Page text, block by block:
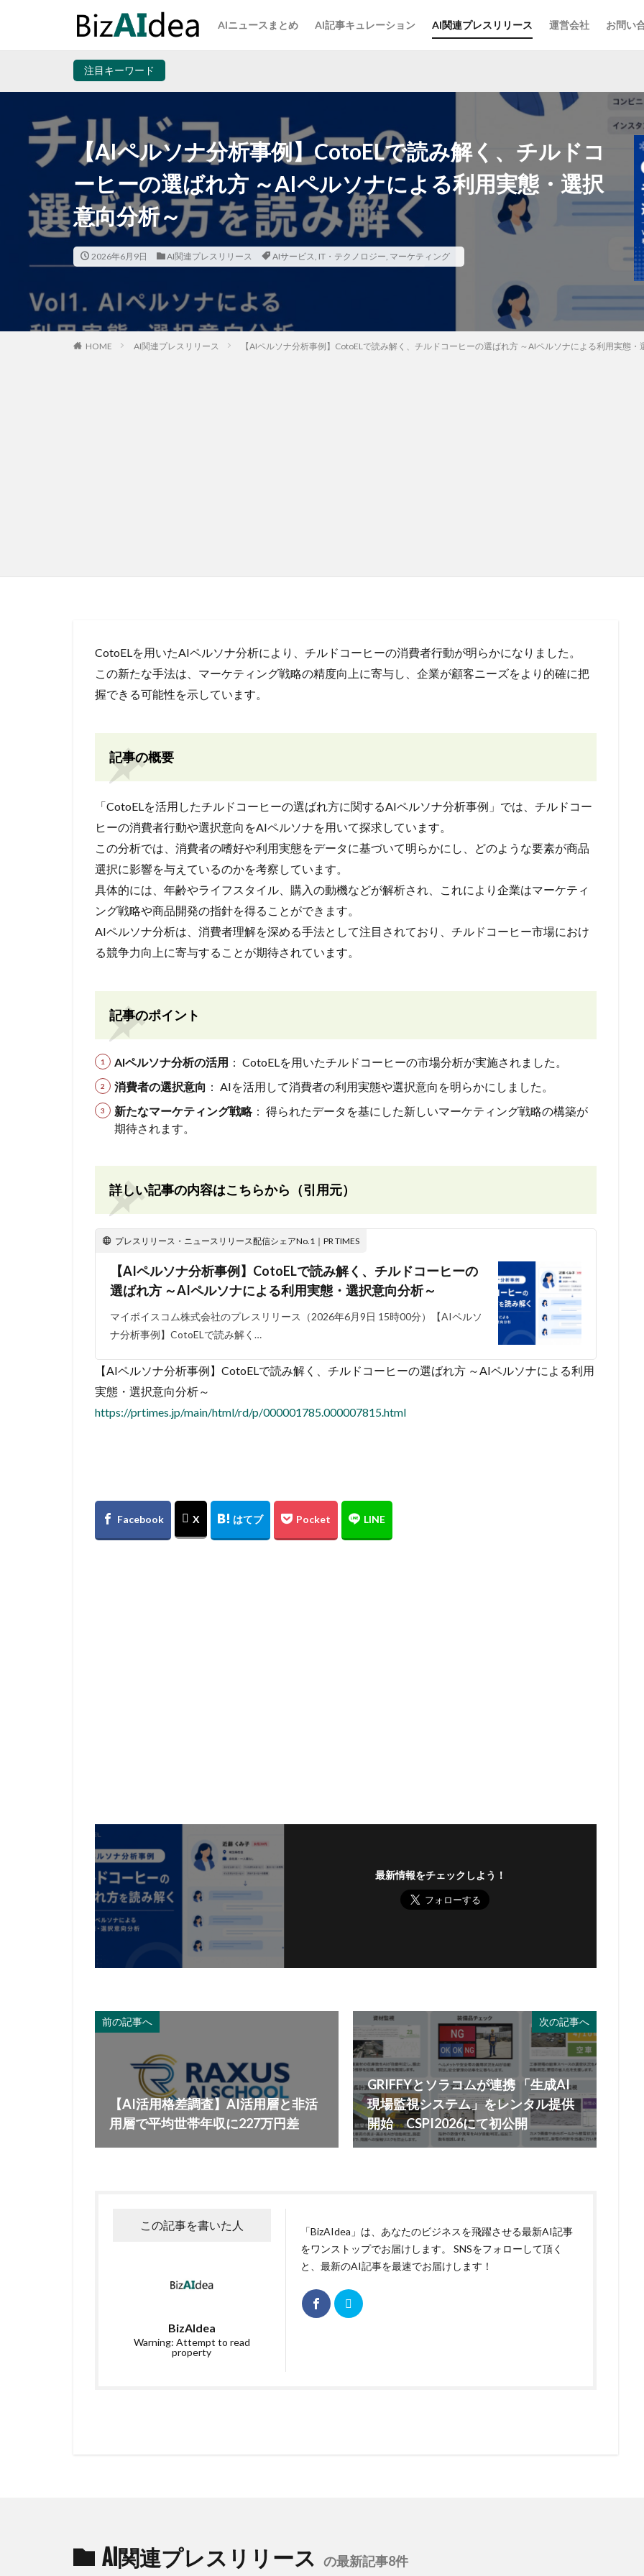
AIニュースまとめ AI記事キュレーション AI関連プレスリリース 運営会社 お問い
注目キーワード
【AIペルソナ分析事例】CotoELで読み解く、チルドコ
ーヒーの選ばれ方 ～AIペルソナによる利用実態・選択
意向分析～
2026年6月9日 AI関連プレスリリース AIサービス, IT・テクノロジー, マーケティング
HOME AI関連プレスリリース 【AIペルソナ分析事例】CotoELで読み解く、チルドコーヒーの選ばれ方 ～AIペルソナによる利用実態・
CotoELを用いたAIペルソナ分析により、チルドコーヒーの消費者行動が明らかになりました。
この新たな手法は、マーケティング戦略の精度向上に寄与し、企業が顧客ニーズをより的確に把
握できる可能性を示しています。
記事の概要
「CotoELを活用したチルドコーヒーの選ばれ方に関するAIペルソナ分析事例」では、チルドコー
ヒーの消費者行動や選択意向をAIペルソナを用いて探求しています。
この分析では、消費者の嗜好や利用実態をデータに基づいて明らかにし、どのような要素が商品
選択に影響を与えているのかを考察しています。
具体的には、年齢やライフスタイル、購入の動機などが解析され、これにより企業はマーケティ
ング戦略や商品開発の指針を得ることができます。
AIペルソナ分析は、消費者理解を深める手法として注目されており、チルドコーヒー市場におけ
る競争力向上に寄与することが期待されています。
記事のポイント
AIペルソナ分析の活用 ： CotoELを用いたチルドコーヒーの市場分析が実施されました。
消費者の選択意向 ： AIを活用して消費者の利用実態や選択意向を明らかにしました。
新たなマーケティング戦略： 得られたデータを基にした新しいマーケティング戦略の構築が
期待されます。
詳しい記事の内容はこちらから（引用元）
プレスリリース・ニュースリリース配信シェアNo.1｜PR TIMES
【AIペルソナ分析事例】CotoELで読み解く、チルドコーヒーの
選ばれ方 ～AIペルソナによる利用実態・選択意向分析～
マイボイスコム株式会社のプレスリリース（2026年6月9日 15時00分）【AIペルソ
ナ分析事例】CotoELで読み解く…
【AIペルソナ分析事例】CotoELで読み解く、チルドコーヒーの選ばれ方 ～AIペルソナによる利用
実態・選択意向分析～
https://prtimes.jp/main/html/rd/p/000001785.000007815.html
最新情報をチェックしよう！
前の記事へ
【AI活用格差調査】AI活用層と非活
用層で平均世帯年収に227万円差
次の記事へ
GRIFFYとソラコムが連携 「生成AI
現場監視システム」をレンタル提供
開始 CSPI2026にて初公開
この記事を書いた人
BizAIdea
Warning: Attempt to read
property
「BizAIdea」は、あなたのビジネスを飛躍させる最新AI記事
をワンストップでお届けします。 SNSをフォローして頂く
と、最新のAI記事を最速でお届けします！
AI関連プレスリリース の最新記事8件